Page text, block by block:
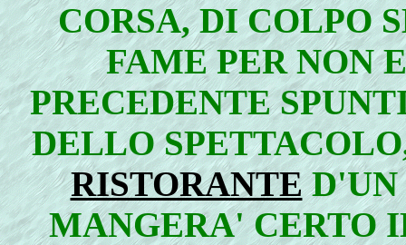
CORSA, DI COLPO
FAME PER NON
PRECEDENTE
DELLO
RISTORANTED'UN
MANGERA' CERTO